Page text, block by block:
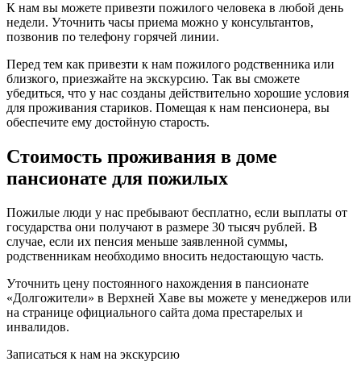
К нам вы можете привезти пожилого человека в любой день
недели. Уточнить часы приема можно у консультантов,
позвонив по телефону горячей линии.
Перед тем как привезти к нам пожилого родственника или
близкого, приезжайте на экскурсию. Так вы сможете
убедиться, что у нас созданы действительно хорошие условия
для проживания стариков. Помещая к нам пенсионера, вы
обеспечите ему достойную старость.
Стоимость проживания в доме
пансионате для пожилых
Пожилые люди у нас пребывают бесплатно, если выплаты от
государства они получают в размере 30 тысяч рублей. В
случае, если их пенсия меньше заявленной суммы,
родственникам необходимо вносить недостающую часть.
Уточнить цену постоянного нахождения в пансионате
«Долгожители» в Верхней Хаве вы можете у менеджеров или
на странице официального сайта дома престарелых и
инвалидов.
Записаться к нам на экскурсию